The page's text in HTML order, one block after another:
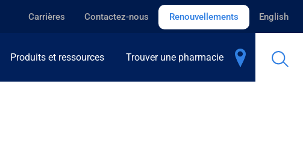
Carrières Contactez-nous Renouvellements English
Produits et ressources Trouver une pharmacie